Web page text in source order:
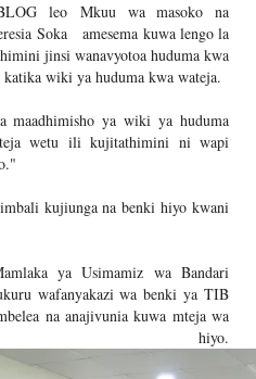
leo Mkuu wa masoko na
Sokaamesema kuwa lengo la
jinsi wanavyotoa huduma kwa
wiki ya huduma kwa wateja.
maadhimisho ya wiki ya huduma
wetu ili kujitathimini ni wapi
kujiunga na benki hiyo kwani
ya Usimamiz wa Bandari
wafanyakazi wa benkiya TIB
na anajivunia kuwa mteja wa
hiyo.